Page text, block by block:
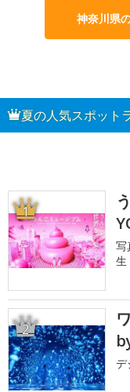
神奈川県
夏の人気スポット
1
写
生
2
デ